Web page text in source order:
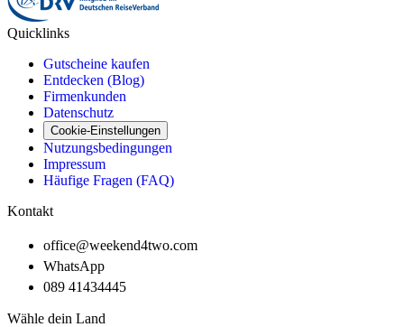
Quicklinks
Gutscheine kaufen
Entdecken (Blog)
Firmenkunden
Datenschutz
Cookie-Einstellungen
Nutzungsbedingungen
Impressum
Häufige Fragen (FAQ)
Kontakt
office@weekend4two.com
WhatsApp
089 41434445
Wähle dein Land